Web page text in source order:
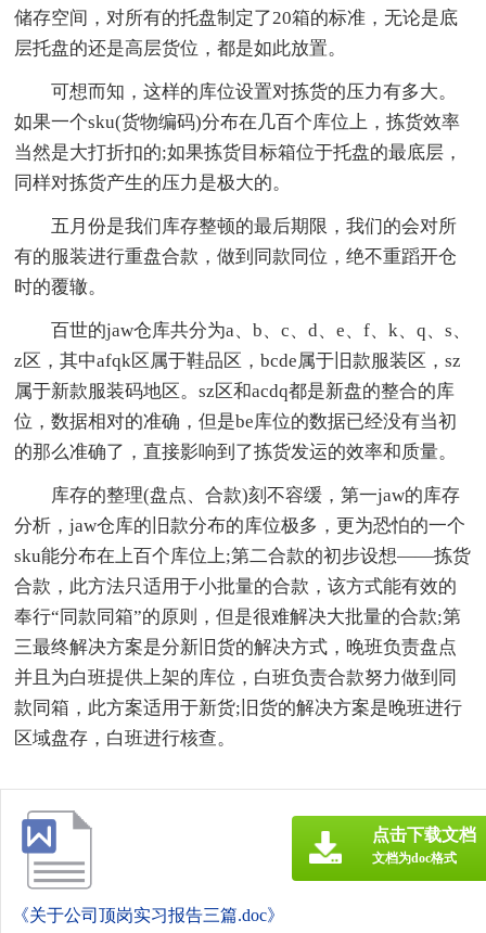
储存空间，对所有的托盘制定了20箱的标准，无论是底
层托盘的还是高层货位，都是如此放置。
可想而知，这样的库位设置对拣货的压力有多大。
如果一个sku(货物编码)分布在几百个库位上，拣货效率
当然是大打折扣的;如果拣货目标箱位于托盘的最底层，
同样对拣货产生的压力是极大的。
五月份是我们库存整顿的最后期限，我们的会对所
有的服装进行重盘合款，做到同款同位，绝不重蹈开仓
时的覆辙。
百世的jaw仓库共分为a、b、c、d、e、f、k、q、s、
z区，其中afqk区属于鞋品区，bcde属于旧款服装区，sz
属于新款服装码地区。sz区和acdq都是新盘的整合的库
位，数据相对的准确，但是be库位的数据已经没有当初
的那么准确了，直接影响到了拣货发运的效率和质量。
库存的整理(盘点、合款)刻不容缓，第一jaw的库存
分析，jaw仓库的旧款分布的库位极多，更为恐怕的一个
sku能分布在上百个库位上;第二合款的初步设想——拣货
合款，此方法只适用于小批量的合款，该方式能有效的
奉行“同款同箱”的原则，但是很难解决大批量的合款;第
三最终解决方案是分新旧货的解决方式，晚班负责盘点
并且为白班提供上架的库位，白班负责合款努力做到同
款同箱，此方案适用于新货;旧货的解决方案是晚班进行
区域盘存，白班进行核查。
《关于公司顶岗实习报告三篇.doc》
点击下载文档
文档为doc格式